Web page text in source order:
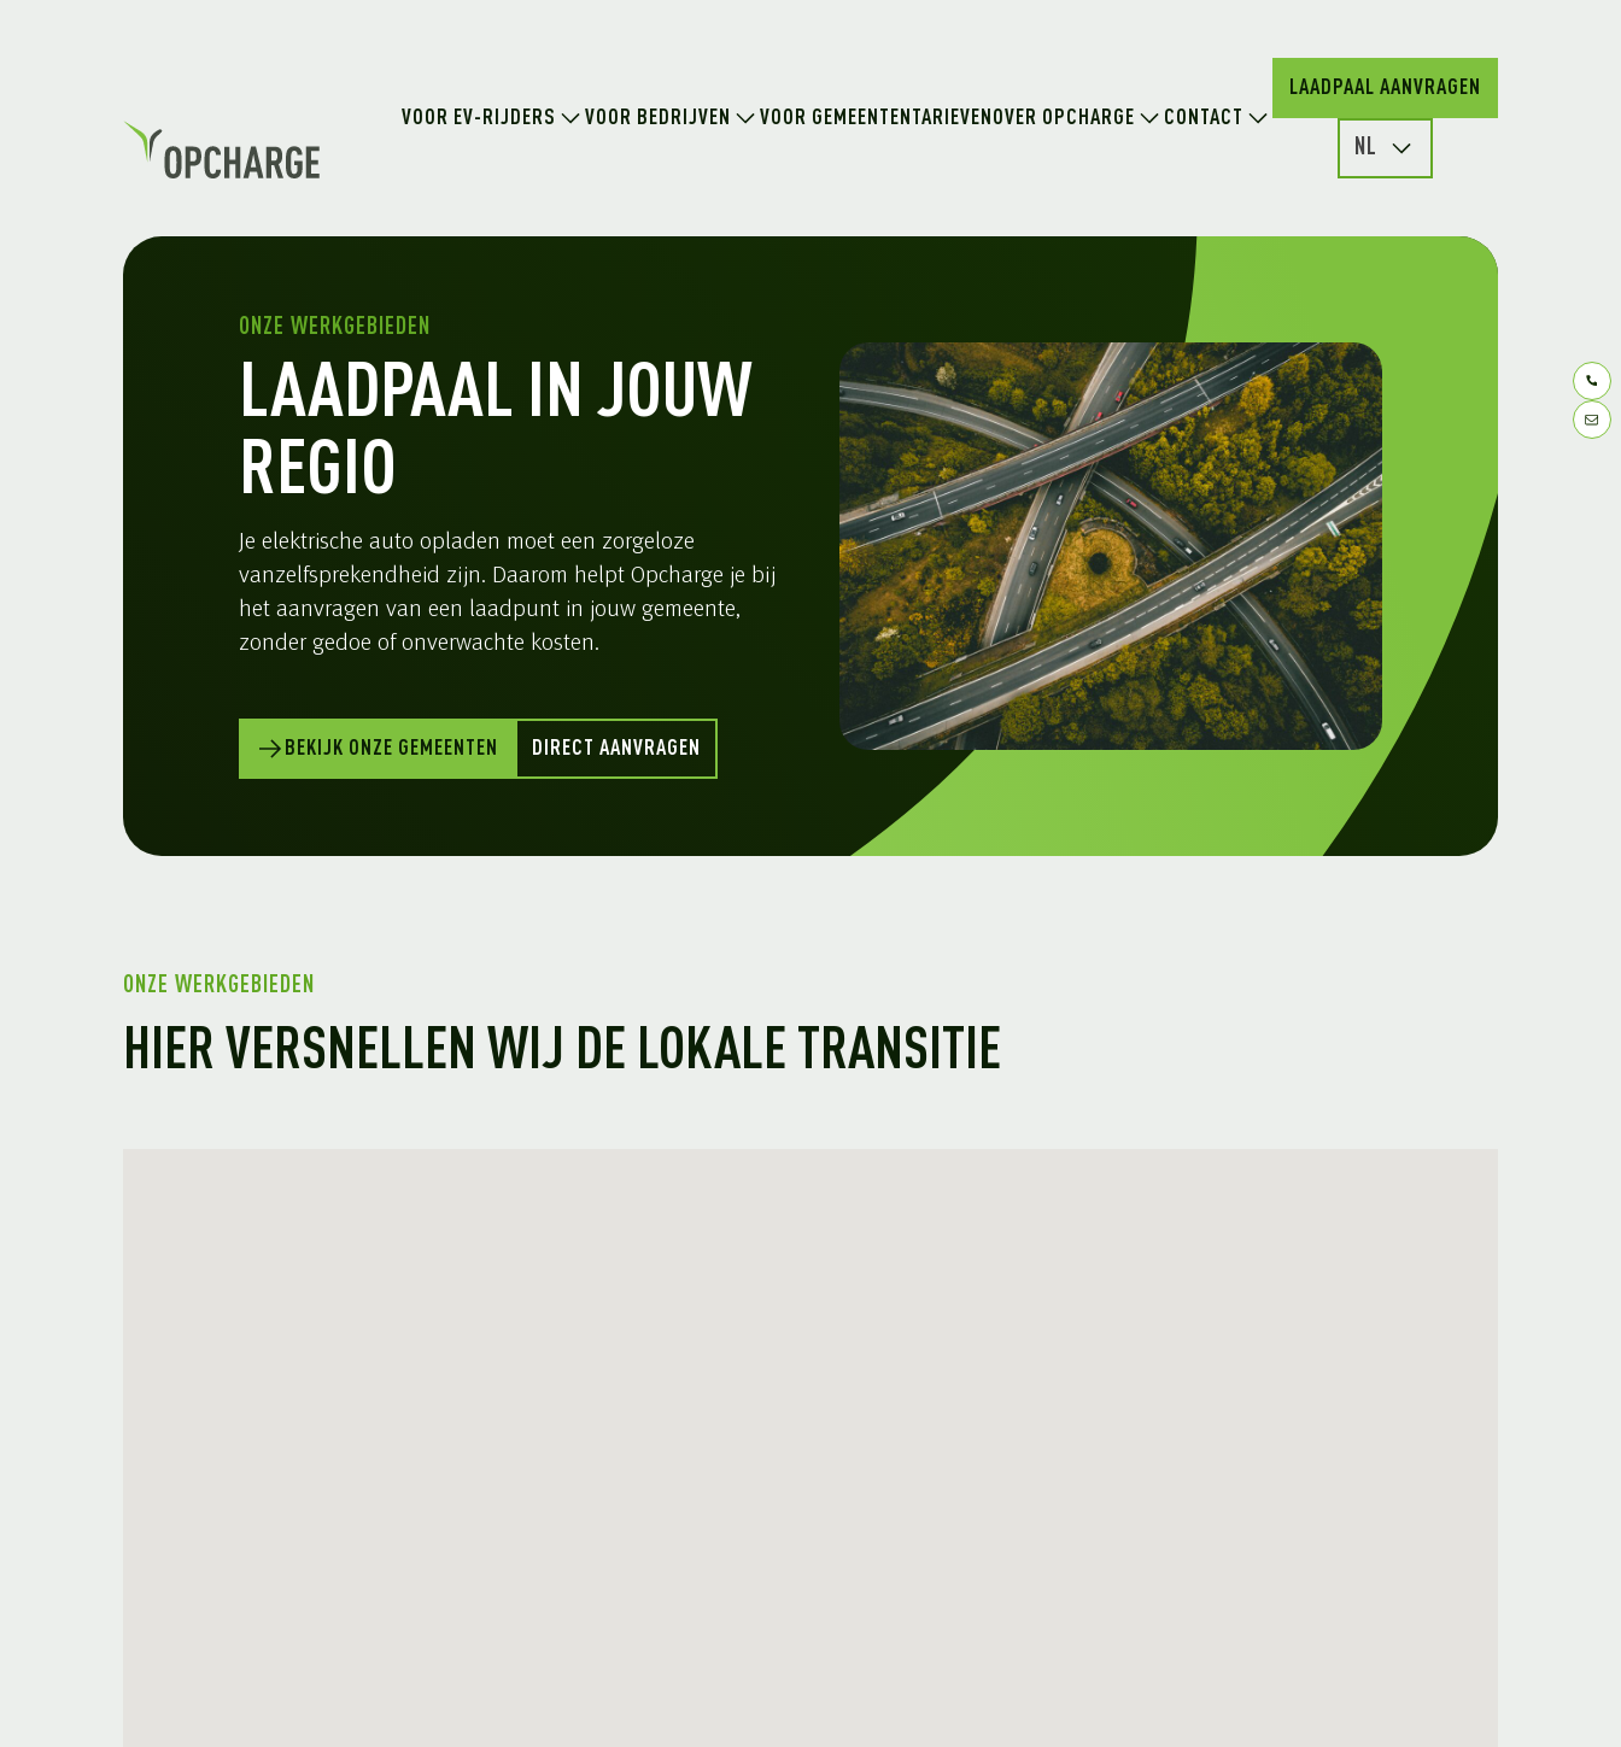
VOOR EV-RIJDERS VOOR BEDRIJVEN VOOR GEMEENTEN TARIEVEN OVER OPCHARGE CONTACT
LAADPAAL AANVRAGEN
NL
ONZE WERKGEBIEDEN
LAADPAAL IN JOUW
REGIO
Je elektrische auto opladen moet een zorgeloze
vanzelfsprekendheid zijn. Daarom helpt Opcharge je bij
het aanvragen van een laadpunt in jouw gemeente,
zonder gedoe of onverwachte kosten.
BEKIJK ONZE GEMEENTEN DIRECT AANVRAGEN
ONZE WERKGEBIEDEN
HIER VERSNELLEN WIJ DE LOKALE TRANSITIE